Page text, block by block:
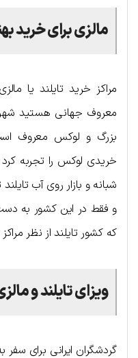
مالزی برای خرید
مراکز خرید تایلند یا
معروف جهانی هستید شهر
بزرگ و لوکس معروف
خریدی لوکس را تجربه
شبانه و بازار روی آب
و فقط در این کشور به
که کشور تایلند از نظر
ویزای تایلند و
گردشگران ایرانی برای سفر